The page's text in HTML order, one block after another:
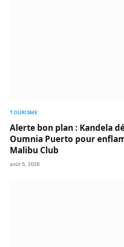
TOURISME
Alerte bon plan : Kandela
Oumnia Puerto pour
Malibu Club
août 5, 2026